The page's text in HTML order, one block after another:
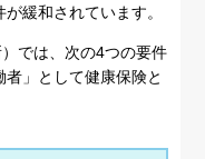
緩和されています。
では、次の4つの要件
」として健康保険と